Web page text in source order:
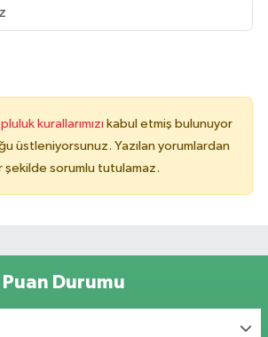
kurallarımızı kabul etmiş bulunuyor
üstleniyorsunuz. Yazılan yorumlardan
şekilde sorumlu tutulamaz.
Durumu